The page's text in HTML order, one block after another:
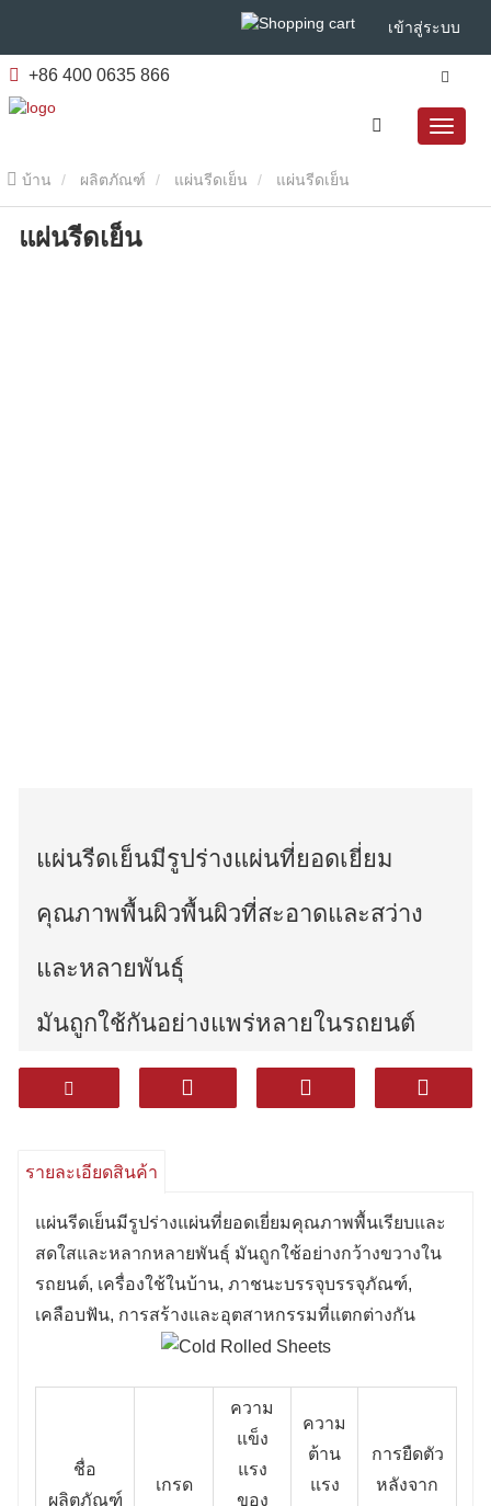
เข้าสู่ระบบ
+86 400 0635 866
บ้าน ผลิตภัณฑ์ แผ่นรีดเย็น แผ่นรีดเย็น
แผ่นรีดเย็น
แผ่นรีดเย็นมีรูปร่างแผ่นที่ยอดเยี่ยม
คุณภาพพื้นผิวพื้นผิวที่สะอาดและสว่าง
และหลายพันธุ์
มันถูกใช้กันอย่างแพร่หลายในรถยนต์
เครื่องใช้ในบ้านภาชนะบรรจุภัณฑ์
อื่น ๆ
รายละเอียดสินค้า
แผ่นรีดเย็นมีรูปร่างแผ่นที่ยอดเยี่ยมคุณภาพพื้นเรียบและ
สดใสและหลากหลายพันธุ์ มันถูกใช้อย่างกว้างขวางใน
รถยนต์, เครื่องใช้ในบ้าน, ภาชนะบรรจุบรรจุภัณฑ์,
เคลือบฟัน, การสร้างและอุตสาหกรรมที่แตกต่างกัน
ชื่อ
ผลิตภัณฑ์
เกรด
ความ
แข็ง
แรง
ของ
ความ
ต้าน
แรง
การยืดตัว
หลังจาก